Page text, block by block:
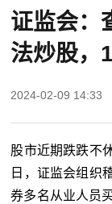
证监会：
法炒股，
2024-02-09 14:33
股市近期跌跌不
日，证监会组织
券多名从业人员